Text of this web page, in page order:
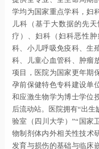
学均为国家重点学科，妇
儿科（基于大数据的先
疗）、妇科（妇科恶性
科、小儿呼吸免疫科、生
科、儿童心血管科、肿瘤
项目，医院为国家更年期
孕前保健特色专科建设单
和应激生物学为博士学位
后流动站。医院拥有“出
验室（四川大学）”“国家
物制剂体内外相关性技术
发育与损伤的基础与临床